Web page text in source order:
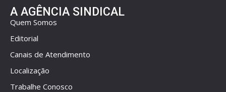
A AGÊNCIA SINDICAL
Quem Somos
Editorial
Canais de Atendimento
Localização
Trabalhe Conosco